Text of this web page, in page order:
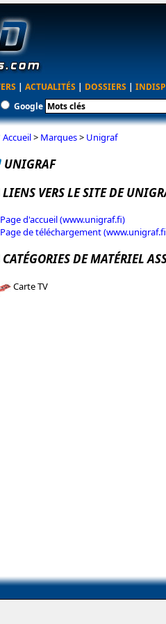
| ACTUALITÉS | DOSSIERS |
Google
Accueil> Marques> Unigraf
UNIGRAF
LIENS VERS LE SITE DE
Page d'accueil (www.unigraf.fi)
Page de téléchargement
CATÉGORIES DE MATÉRIEL
Carte TV